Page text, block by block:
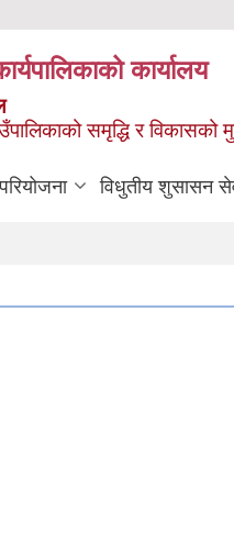
कार्यालय
समृद्धि र
विधुतीय शुसासन